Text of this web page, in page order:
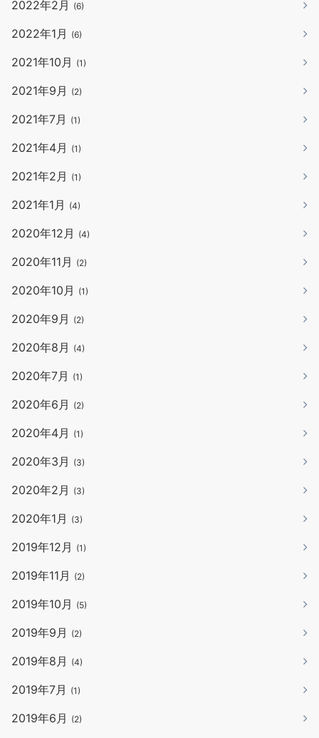
2022年2月 (6)
2022年1月 (6)
2021年10月 (1)
2021年9月 (2)
2021年7月 (1)
2021年4月 (1)
2021年2月 (1)
2021年1月 (4)
2020年12月 (4)
2020年11月 (2)
2020年10月 (1)
2020年9月 (2)
2020年8月 (4)
2020年7月 (1)
2020年6月 (2)
2020年4月 (1)
2020年3月 (3)
2020年2月 (3)
2020年1月 (3)
2019年12月 (1)
2019年11月 (2)
2019年10月 (5)
2019年9月 (2)
2019年8月 (4)
2019年7月 (1)
2019年6月 (2)